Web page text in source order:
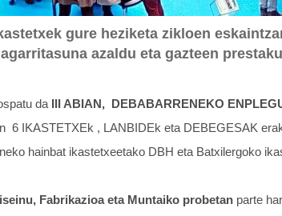
gure heziketa zikloen
azaldu eta gazteen
da III ABIAN, DEBABARRENEKO
6 IKASTETXEk , LANBIDEk eta DEBEGESAK
hainbat ikastetxeetako DBH eta Batxilergoko
Fabrikazioa eta Muntaiko probetan parte